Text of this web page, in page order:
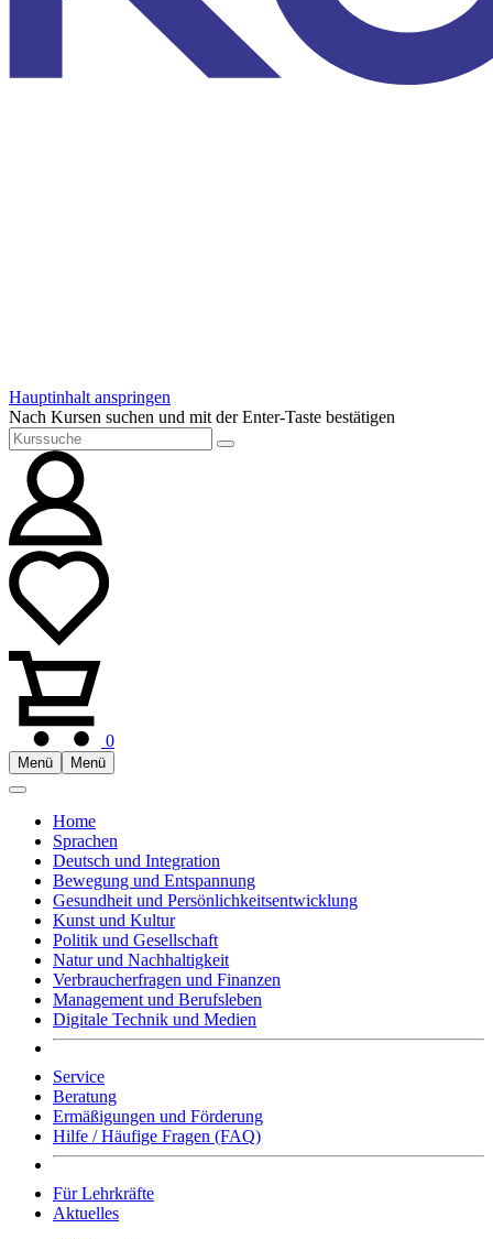
Hauptinhalt anspringen
Nach Kursen suchen und mit der Enter-Taste bestätigen
0
Menü Menü
Home
Sprachen
Deutsch und Integration
Bewegung und Entspannung
Gesundheit und Persönlichkeitsentwicklung
Kunst und Kultur
Politik und Gesellschaft
Natur und Nachhaltigkeit
Verbraucherfragen und Finanzen
Management und Berufsleben
Digitale Technik und Medien
Service
Beratung
Ermäßigungen und Förderung
Hilfe / Häufige Fragen (FAQ)
Für Lehrkräfte
Aktuelles